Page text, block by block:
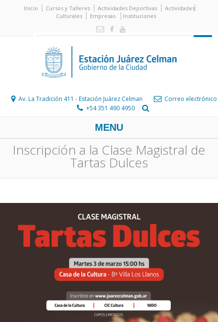
Inicio Cursos y Talleres Actividades Deportivas
Actividades
Culturales
Empresas Instituciones
Av. La Tradición 411 - Estación Juárez Celman
Correo electrónico
+54 351 490 4950
MENU
Inscripción a la Clase Magistral de
Tartas Dulces